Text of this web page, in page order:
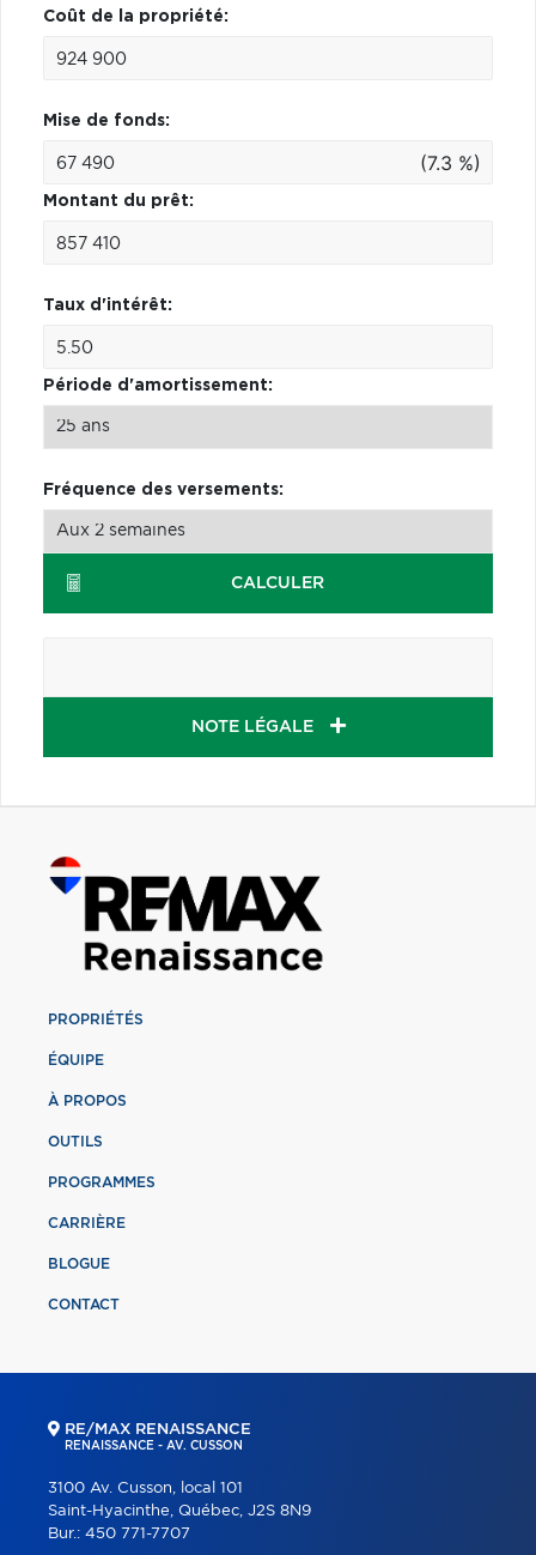
Coût de la propriété:
Mise de fonds:
(7.3 %)
Montant du prêt:
Taux d'intérêt:
Période d'amortissement:
Fréquence des versements:
CALCULER
NOTE LÉGALE
PROPRIÉTÉS
ÉQUIPE
À PROPOS
OUTILS
PROGRAMMES
CARRIÈRE
BLOGUE
CONTACT
RE/MAX RENAISSANCE
RENAISSANCE - AV. CUSSON
3100 Av. Cusson, local 101
Saint-Hyacinthe, Québec, J2S 8N9
Bur.: 450 771-7707